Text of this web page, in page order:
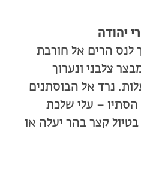
לנס הרים אל חורבת
צלבני ונערוך
נפלאה 360 מעלות. נרד אל הבוסתנים
הסתיו – עלי שלכת
בטיול קצר בהר יעלה או